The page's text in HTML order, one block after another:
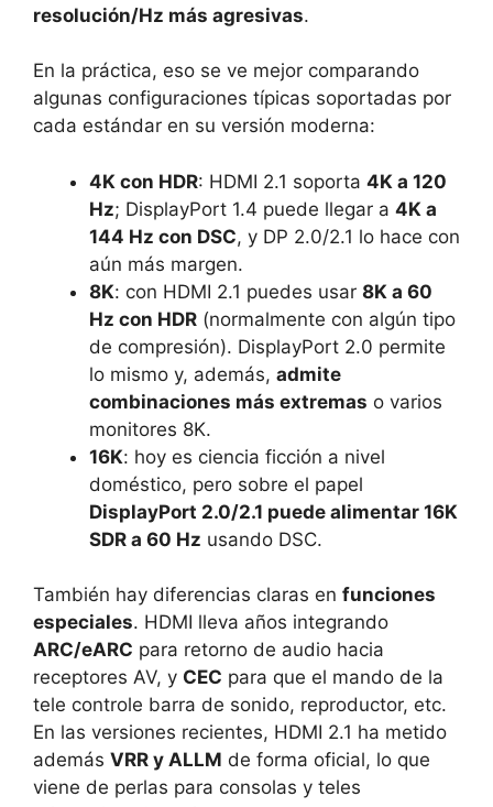
resolución/Hz más agresivas.
En la práctica, eso se ve mejor comparando
algunas configuraciones típicas soportadas por
cada estándar en su versión moderna:
4K con HDR: HDMI 2.1 soporta 4K a 120
Hz; DisplayPort 1.4 puede llegar a 4K a
144 Hz con DSC, y DP 2.0/2.1 lo hace con
aún más margen.
8K: con HDMI 2.1 puedes usar 8K a 60
Hz con HDR (normalmente con algún tipo
de compresión). DisplayPort 2.0 permite
lo mismo y, además, admite
combinaciones más extremas o varios
monitores 8K.
16K: hoy es ciencia ficción a nivel
doméstico, pero sobre el papel
DisplayPort 2.0/2.1 puede alimentar 16K
SDR a 60 Hz usando DSC.
También hay diferencias claras en funciones
especiales. HDMI lleva años integrando
ARC/eARC para retorno de audio hacia
receptores AV, y CEC para que el mando de la
tele controle barra de sonido, reproductor, etc.
En las versiones recientes, HDMI 2.1 ha metido
además VRR y ALLM de forma oficial, lo que
viene de perlas para consolas y teles